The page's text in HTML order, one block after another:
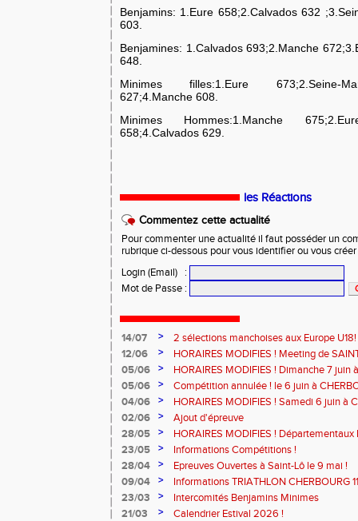
Benjamins: 1.Eure 658;2.Calvados 632
603.
Benjamines: 1.Calvados 693;2.Manche
648.
Minimes filles:1.Eure 673;2.Seine-
627;4.Manche 608.
Minimes Hommes:1.Manche
658;4.Calvados 629.
les Réactions
Commentez cette actualité
Pour commenter une actualité il faut posséder un
rubrique ci-dessous pour vous identifier ou vous
Login (Email)
:
Mot de Passe :
14/07 >
2 sélections manchoises aux Europe U18!
12/06
>
HORAIRES MODIFIES ! Meeting de
05/06
>
HORAIRES MODIFIES ! Dimanche 7 juin
05/06
>
Compétition annulée ! le 6 juin à
04/06
>
HORAIRES MODIFIES ! Samedi 6 juin à
02/06
>
Ajout d'épreuve
28/05
>
HORAIRES MODIFIES !
SAINT-LÔ
23/05 >
Informations Compétitions !
28/04
>
Epreuves Ouvertes à Saint-Lô le 9 mai !
09/04
>
Informations TRIATHLON CHERBOURG
23/03
>
Intercomités Benjamins Minimes
21/03
>
Calendrier Estival 2026 !